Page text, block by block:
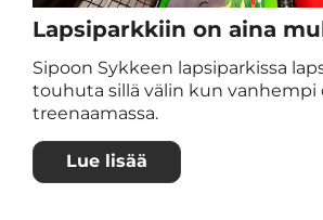
Lapsiparkkiin on aina
Sipoon Sykkeen lapsiparkissa
touhuta sillä välin kun vanhempi
treenaamassa.
Lue lisää